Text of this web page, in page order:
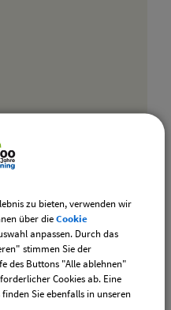
zu bieten, verwenden wir
über dieCookie
anpassen. Durch das
stimmen Sie der
des Buttons "Alle ablehnen"
Cookies ab. Eine
Sie ebenfalls in unseren